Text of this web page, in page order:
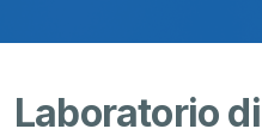
Laboratorio